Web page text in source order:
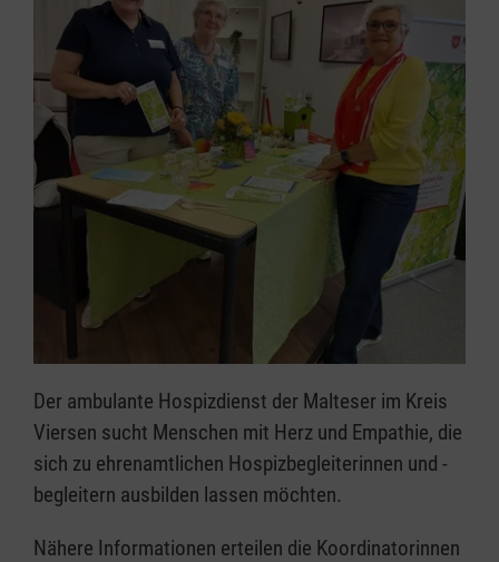
Der ambulante Hospizdienst der Malteser im Kreis
Viersen sucht Menschen mit Herz und Empathie, die
sich zu ehrenamtlichen Hospizbegleiterinnen und -
begleitern ausbilden lassen möchten.
Nähere Informationen erteilen die Koordinatorinnen